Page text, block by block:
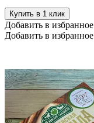
Купить в 1 клик
Добавить в избранное
Добавить в избранное